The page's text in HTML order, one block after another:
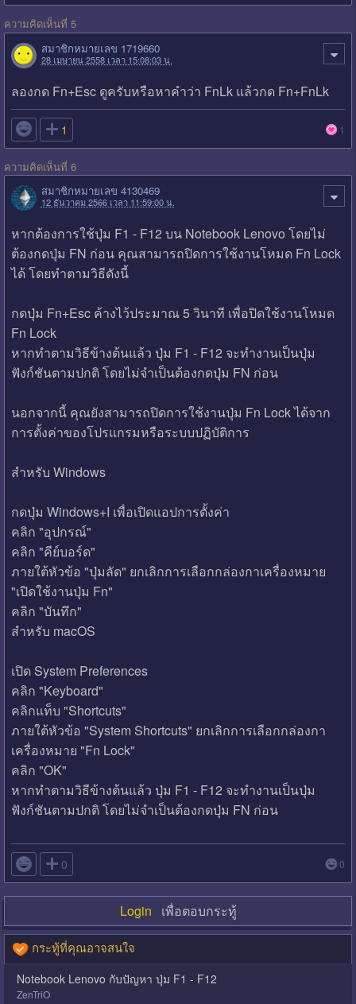
ความคิดเห็นที่ 5
สมาชิกหมายเลข 1719660
28 เมษายน 2558 เวลา 15:08:03 น.
ลองกด Fn+Esc ดูครับหรือหาคำว่า FnLk แล้วกด Fn+FnLk
 1 1
ความคิดเห็นที่ 6
สมาชิกหมายเลข 4130469
12 ธันวาคม 2566 เวลา 11:59:00 น.
หากต้องการใช้ปุ่ม F1 - F12 บน Notebook Lenovo โดยไม่
ต้องกดปุ่ม FN ก่อน คุณสามารถปิดการใช้งานโหมด Fn Lock
ได้ โดยทำตามวิธีดังนี้
กดปุ่ม Fn+Esc ค้างไว้ประมาณ 5 วินาที เพื่อปิดใช้งานโหมด
Fn Lock
หากทำตามวิธีข้างต้นแล้ว ปุ่ม F1 - F12 จะทำงานเป็นปุ่ม
ฟังก์ชันตามปกติ โดยไม่จำเป็นต้องกดปุ่ม FN ก่อน
นอกจากนี้ คุณยังสามารถปิดการใช้งานปุ่ม Fn Lock ได้จาก
การตั้งค่าของโปรแกรมหรือระบบปฏิบัติการ
สำหรับ Windows
กดปุ่ม Windows+I เพื่อเปิดแอปการตั้งค่า
คลิก "อุปกรณ์"
คลิก "คีย์บอร์ด"
ภายใต้หัวข้อ "ปุ่มลัด" ยกเลิกการเลือกกล่องกาเครื่องหมาย
"เปิดใช้งานปุ่ม Fn"
คลิก "บันทึก"
สำหรับ macOS
เปิด System Preferences
คลิก "Keyboard"
คลิกแท็บ "Shortcuts"
ภายใต้หัวข้อ "System Shortcuts" ยกเลิกการเลือกกล่องกา
เครื่องหมาย "Fn Lock"
คลิก "OK"
หากทำตามวิธีข้างต้นแล้ว ปุ่ม F1 - F12 จะทำงานเป็นปุ่ม
ฟังก์ชันตามปกติ โดยไม่จำเป็นต้องกดปุ่ม FN ก่อน
 0 0
Login เพื่อตอบกระทู้
กระทู้ที่คุณอาจสนใจ
Notebook Lenovo กับปัญหา ปุ่ม F1 - F12
ZenTriO